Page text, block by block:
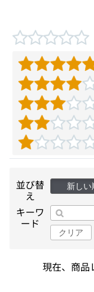
並び替
え
新しい
キーワ
ード
クリア
現在、商品